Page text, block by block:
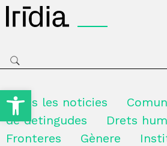
Obre la barra d'eines
Totes les noticies
de detingudes
Drets
Fronteres
Gènere